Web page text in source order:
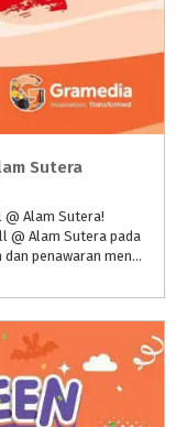
Sutera
Alam Sutera!
@ Alam Sutera pada
2-25 Oktober 2019 dengan berbagai kegiatan dan penawaran menarik.